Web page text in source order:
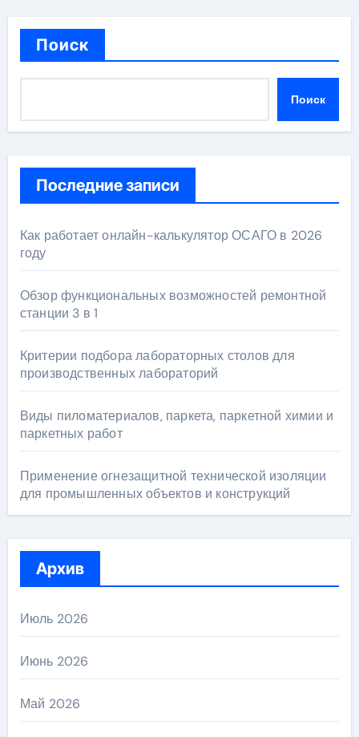
Поиск
Поиск
Последние записи
Как работает онлайн-калькулятор ОСАГО в 2026
году
Обзор функциональных возможностей ремонтной
станции 3 в 1
Критерии подбора лабораторных столов для
производственных лабораторий
Виды пиломатериалов, паркета, паркетной химии и
паркетных работ
Применение огнезащитной технической изоляции
для промышленных объектов и конструкций
Архив
Июль 2026
Июнь 2026
Май 2026